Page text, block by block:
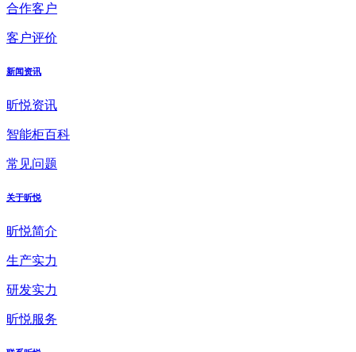
合作客户
客户评价
新闻资讯
昕悦资讯
智能柜百科
常见问题
关于昕悦
昕悦简介
生产实力
研发实力
昕悦服务